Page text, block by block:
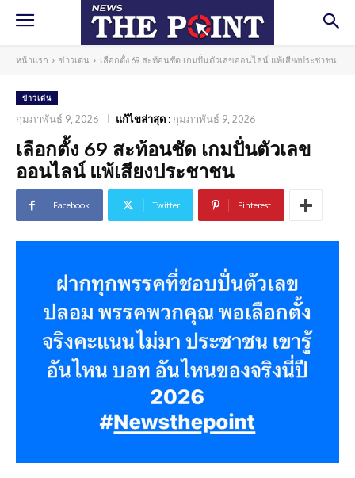
หน้าแรก ข่าวเด่น เลือกตั้ง 69 สะท้อนชัด เกมปั่นตัวเลขออนไลน์ แพ้เสียงประชาชน
ข่าวเด่น
กุมภาพันธ์ 9, 2026 แก้ไขล่าสุด : กุมภาพันธ์ 9, 2026
เลือกตั้ง 69 สะท้อนชัด เกมปั่นตัวเลข
ออนไลน์ แพ้เสียงประชาชน
Facebook Twitter Pinterest